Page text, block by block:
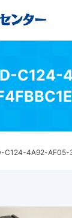
C124-4A92-AF05-